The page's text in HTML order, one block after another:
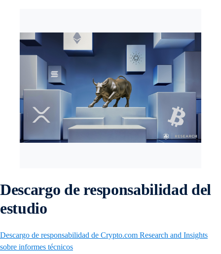
Descargo de responsabilidad del
estudio
Descargo de responsabilidad de Crypto.com Research and Insights
sobre informes técnicos